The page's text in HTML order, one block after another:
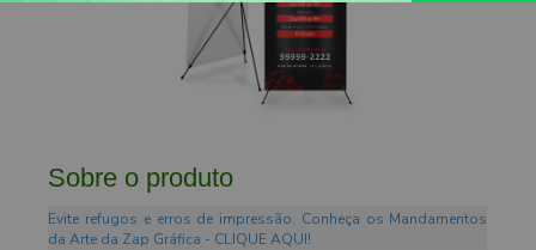
Sobre o produto
Evite refugos e erros de impressão. Conheça os Mandamentos
da Arte da Zap Gráfica - CLIQUE AQUI!